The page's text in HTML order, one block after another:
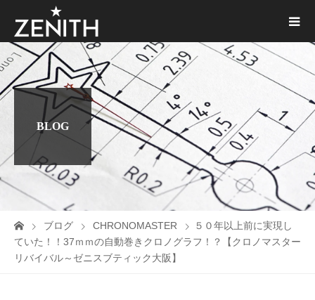
BLOG
ブログ CHRONOMASTER
５０年以上前に実現し
ていた！！37ｍｍの自動巻きクロノグラフ！？【クロノマスター
リバイバル～ゼニスブティック大阪】